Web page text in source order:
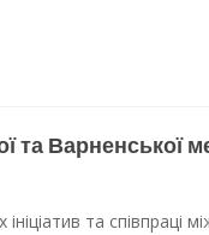
та Варненської
та